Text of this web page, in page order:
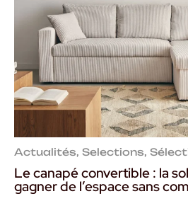
Actualités, Selections,
Le canapé convertible : la
gagner de l’espace sans